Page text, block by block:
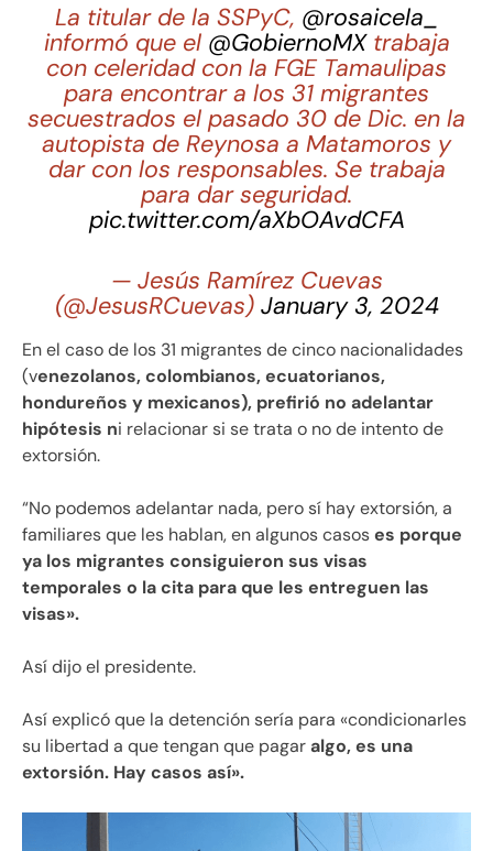
La titular de la SSPyC, @rosaicela_
informó que el @GobiernoMXtrabaja
con celeridad con la FGE Tamaulipas
para encontrar a los 31 migrantes
secuestrados el pasado 30 de Dic. en la
autopista de Reynosa a Matamoros y
dar con los responsables. Se trabaja
para dar seguridad.
pic.twitter.com/aXbOAvdCFA
— Jesús Ramírez Cuevas
(@JesusRCuevas) January 3, 2024
En el caso de los 31 migrantes de cinco nacionalidades
(venezolanos, colombianos, ecuatorianos,
hondureños y mexicanos), prefirió no adelantar
hipótesis ni relacionar si se trata o no de intento de
extorsión.
“No podemos adelantar nada, pero sí hay extorsión, a
familiares que les hablan, en algunos casoses porque
ya los migrantes consiguieron sus visas
temporales o la cita para que les entreguen las
visas».
Así dijo el presidente.
Así explicó que la detención sería para «condicionarles
su libertad a que tengan que pagaralgo, es una
extorsión. Hay casos así».